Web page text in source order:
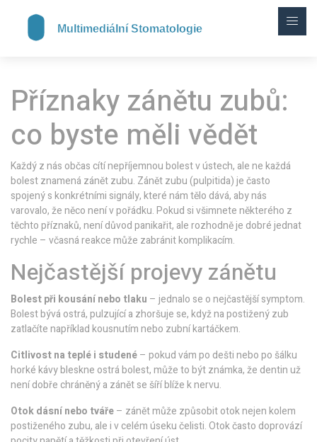
Příznaky zánětu zubů:
co byste měli vědět
Každý z nás občas cítí nepříjemnou bolest v ústech, ale ne každá
bolest znamená zánět zubu. Zánět zubu (pulpitida) je často
spojený s konkrétními signály, které nám tělo dává, aby nás
varovalo, že něco není v pořádku. Pokud si všimnete některého z
těchto příznaků, není důvod panikařit, ale rozhodně je dobré jednat
rychle – včasná reakce může zabránit komplikacím.
Nejčastější projevy zánětu
Bolest při kousání nebo tlaku – jednalo se o nejčastější symptom.
Bolest bývá ostrá, pulzující a zhoršuje se, když na postižený zub
zatlačíte například kousnutím nebo zubní kartáčkem.
Citlivost na teplé i studené– pokud vám po dešti nebo po šálku
horké kávy bleskne ostrá bolest, může to být známka, že dentin už
není dobře chráněný a zánět se šíří blíže k nervu.
Otok dásní nebo tváře– zánět může způsobit otok nejen kolem
postiženého zubu, ale i v celém úseku čelisti. Otok často doprovází